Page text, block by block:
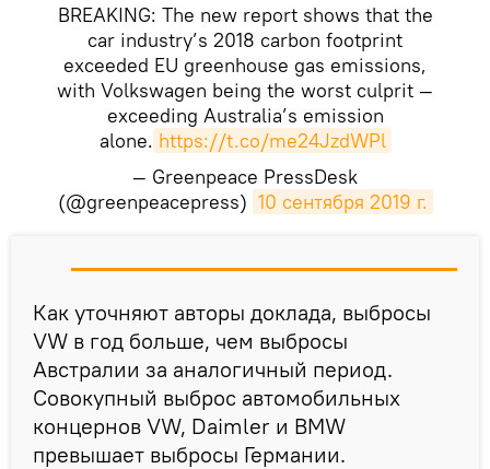
BREAKING: The new report shows that the
car industry’s 2018 carbon footprint
exceeded EU greenhouse gas emissions,
with Volkswagen being the worst culprit —
exceeding Australia’s emission
alone. https://t.co/me24JzdWPl
— Greenpeace PressDesk
(@greenpeacepress) 10 сентября 2019 г.
​Как уточняют авторы доклада, выбросы
VW в год больше, чем выбросы
Австралии за аналогичный период.
Совокупный выброс автомобильных
концернов VW, Daimler и BMW
превышает выбросы Германии.